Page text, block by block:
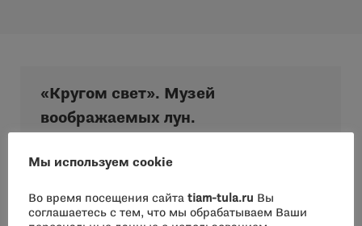
«Кругом свет». Музей
воображаемых лун.
открытие выставки Леонида Тишкова «КРУГОМ
СВЕТ» (световые объекты, графика,
Мы используем cookie
Во время посещения сайта tiam-tula.ru Вы
соглашаетесь с тем, что мы обрабатываем Ваши